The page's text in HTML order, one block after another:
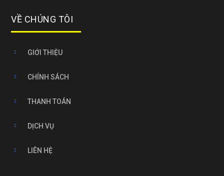
VỀ CHÚNG TÔI
GIỚI THIỆU
CHÍNH SÁCH
THANH TOÁN
DỊCH VỤ
LIÊN HỆ